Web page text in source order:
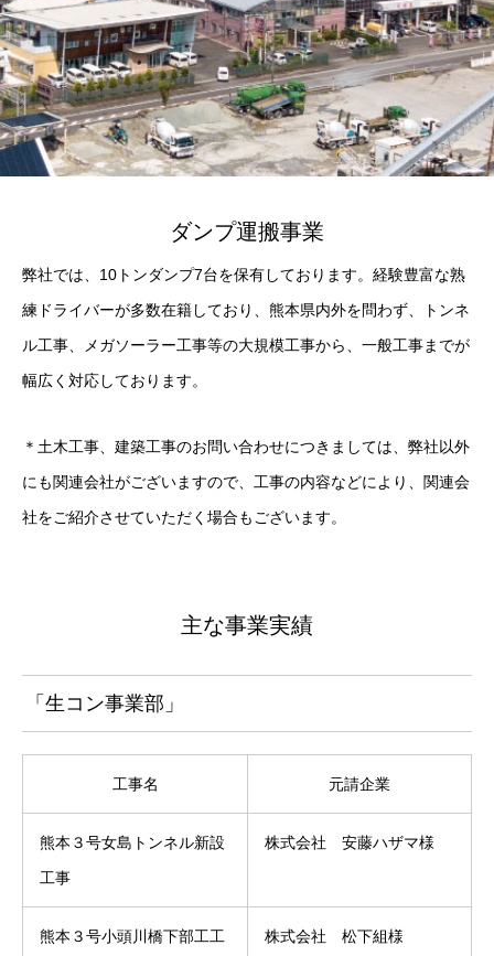
ダンプ運搬事業
弊社では、10トンダンプ7台を保有しております。経験豊富な熟
練ドライバーが多数在籍しており、熊本県内外を問わず、トンネ
ル工事、メガソーラー工事等の大規模工事から、一般工事までが
幅広く対応しております。
＊土木工事、建築工事のお問い合わせにつきましては、弊社以外
にも関連会社がございますので、工事の内容などにより、関連会
社をご紹介させていただく場合もございます。
主な事業実績
「生コン事業部」
工事名 元請企業
熊本３号女島トンネル新設
工事
株式会社 安藤ハザマ様
熊本３号小頭川橋下部工工 株式会社 松下組様